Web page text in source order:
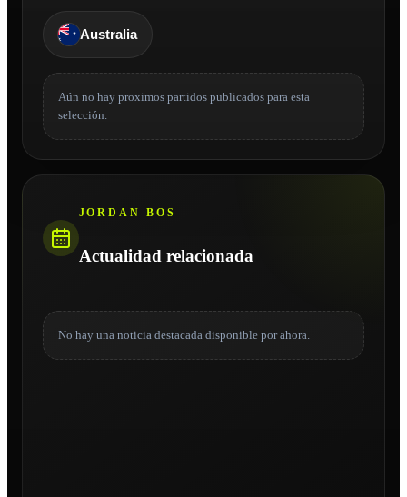
Australia
Aún no hay proximos partidos publicados para esta
selección.
JORDAN BOS
Actualidad relacionada
No hay una noticia destacada disponible por ahora.